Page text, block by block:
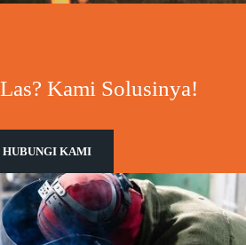
Kami Solusinya!
HUBUNGI KAMI